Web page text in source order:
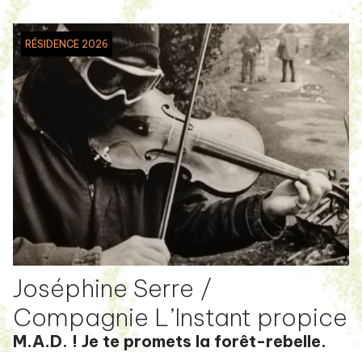
RÉSIDENCE 2026
Joséphine Serre /
Compagnie L’Instant propice
M.A.D. ! Je te promets la forêt-rebelle.